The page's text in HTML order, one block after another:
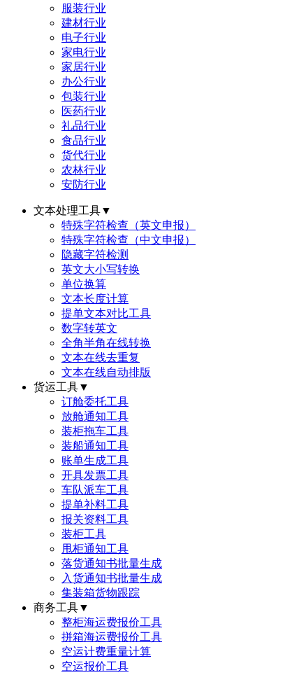
服装行业
建材行业
电子行业
家电行业
家居行业
办公行业
包装行业
医药行业
礼品行业
食品行业
货代行业
农林行业
安防行业
文本处理工具▼
特殊字符检查（英文申报）
特殊字符检查（中文申报）
隐藏字符检测
英文大小写转换
单位换算
文本长度计算
提单文本对比工具
数字转英文
全角半角在线转换
文本在线去重复
文本在线自动排版
货运工具▼
订舱委托工具
放舱通知工具
装柜拖车工具
装船通知工具
账单生成工具
开具发票工具
车队派车工具
提单补料工具
报关资料工具
装柜工具
甩柜通知工具
落货通知书批量生成
入货通知书批量生成
集装箱货物跟踪
商务工具▼
整柜海运费报价工具
拼箱海运费报价工具
空运计费重量计算
空运报价工具